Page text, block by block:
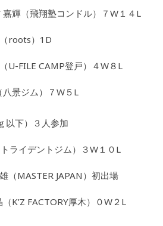
飛翔塾コンドル）７W１４L
）1D
CAMP登戸）４W８L
ム）７W５L
以下）３人参加
デントジム）３W１０L
JAPAN）初出場
FACTORY厚木）０W２L